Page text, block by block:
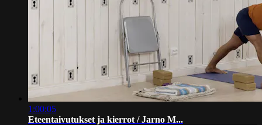
1:00:05
Eteentaivutukset ja kierrot / Jarno M...